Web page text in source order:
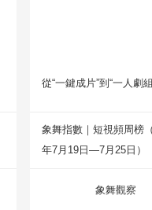
從“一鍵成片”到“一人劇
象舞指數｜短視頻周榜
年7月19日—7月25日）
象舞觀察